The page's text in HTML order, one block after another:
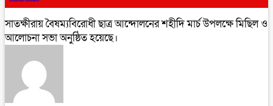
সাতক্ষীরায় বৈষম্যবিরোধী ছাত্র আন্দোলনের শহীদি মার্চ উপলক্ষে মিছিল ও
আলোচনা সভা অনুষ্ঠিত হয়েছে।